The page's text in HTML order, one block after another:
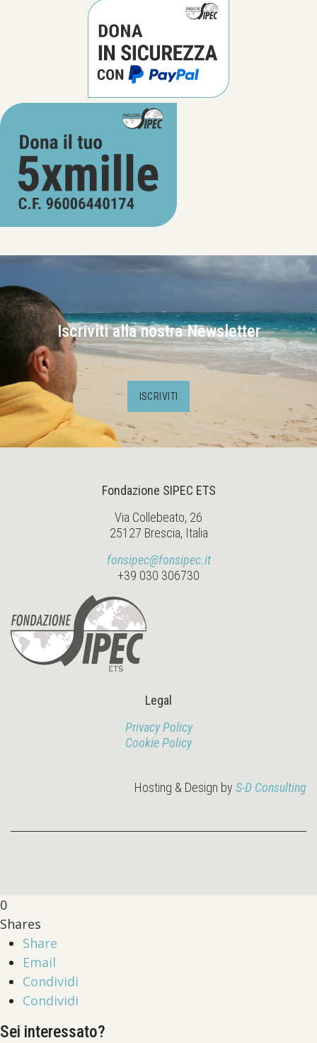
Iscriviti alla nostra Newsletter
ISCRIVITI
Fondazione SIPEC ETS
Via Collebeato, 26
25127 Brescia, Italia
fonsipec@fonsipec.it
+39 030 306730
Legal
Privacy Policy
Cookie Policy
Hosting & Design by S-D Consulting
0
Shares
Share
Email
Condividi
Condividi
Sei interessato?